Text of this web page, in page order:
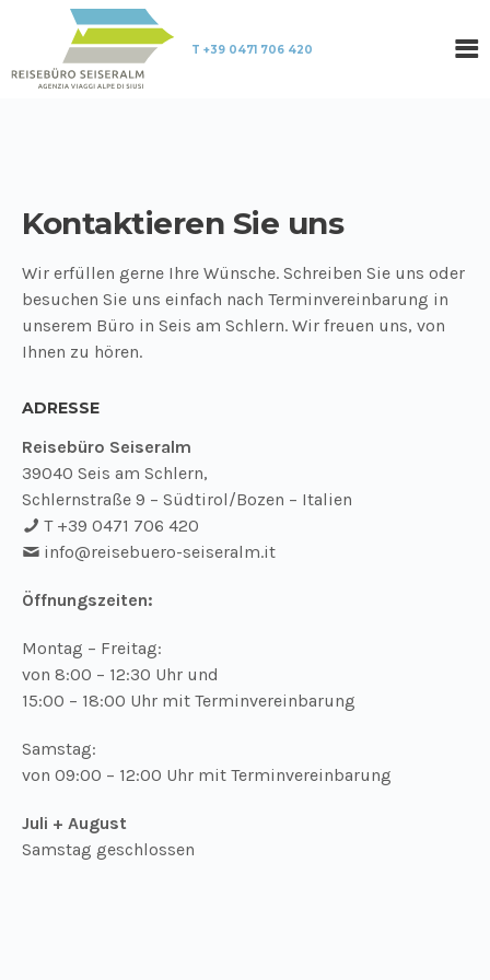
T +39 0471 706 420
Kontaktieren Sie uns
Wir erfüllen gerne Ihre Wünsche. Schreiben Sie uns oder
besuchen Sie uns einfach nach Terminvereinbarung in
unserem Büro in Seis am Schlern. Wir freuen uns, von
Ihnen zu hören.
ADRESSE
Reisebüro Seiseralm
39040 Seis am Schlern,
Schlernstraße 9 – Südtirol/Bozen – Italien
T +39 0471 706 420
info@reisebuero-seiseralm.it
Öffnungszeiten:
Montag – Freitag:
von 8:00 – 12:30 Uhr und
15:00 – 18:00 Uhr mit Terminvereinbarung
Samstag:
von 09:00 – 12:00 Uhr mit Terminvereinbarung
Juli + August
Samstag geschlossen